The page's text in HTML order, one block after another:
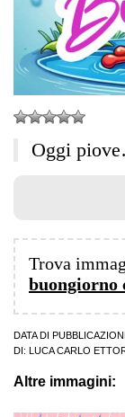
Oggi
Trova
buongiorno
DATA DI
DI:
LUCA CARLO
Altre immagini: